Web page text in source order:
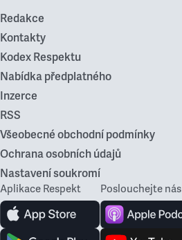
Redakce
Kontakty
Kodex Respektu
Nabídka předplatného
Inzerce
RSS
Všeobecné obchodní podmínky
Ochrana osobních údajů
Nastavení soukromí
Aplikace Respekt Poslouchejte nás